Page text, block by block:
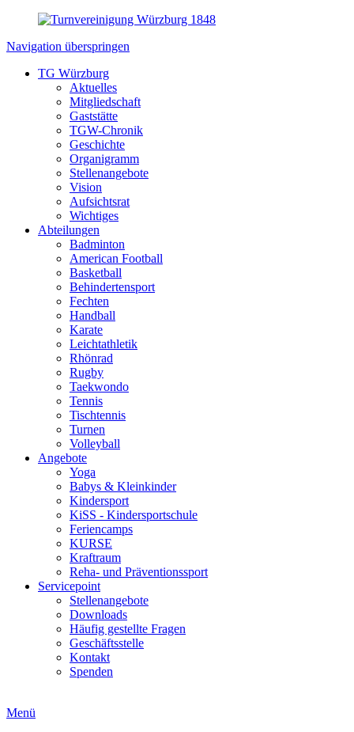
Navigation überspringen
TG Würzburg
Aktuelles
Mitgliedschaft
Gaststätte
TGW-Chronik
Geschichte
Organigramm
Stellenangebote
Vision
Aufsichtsrat
Wichtiges
Abteilungen
Badminton
American Football
Basketball
Behindertensport
Fechten
Handball
Karate
Leichtathletik
Rhönrad
Rugby
Taekwondo
Tennis
Tischtennis
Turnen
Volleyball
Angebote
Yoga
Babys & Kleinkinder
Kindersport
KiSS - Kindersportschule
Feriencamps
KURSE
Kraftraum
Reha- und Präventionssport
Servicepoint
Stellenangebote
Downloads
Häufig gestellte Fragen
Geschäftsstelle
Kontakt
Spenden
Menü